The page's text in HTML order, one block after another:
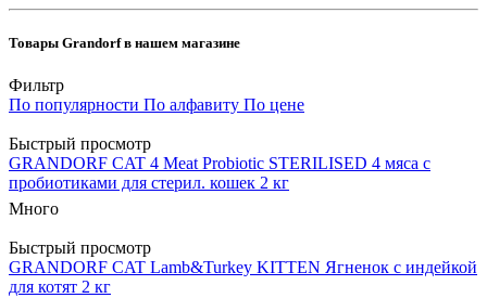
Товары Grandorf в нашем магазине
Фильтр
По популярности По алфавиту По цене
Быстрый просмотр
GRANDORF CAT 4 Meat Probiotic STERILISED 4 мяса с
пробиотиками для стерил. кошек 2 кг
Много
Быстрый просмотр
GRANDORF CAT Lamb&Turkey KITTEN Ягненок с индейкой
для котят 2 кг